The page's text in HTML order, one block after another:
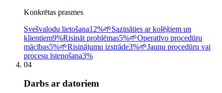
Konkrētas prasmes
Svešvalodu lietošana12%🌱Sazināties ar kolēģiem un
klientiem9%Risināt problēmas5%🌱Operatīvo procedūru
mācības5%🌱Risinājumu izstrāde3%🌱Jaunu procedūru vai
procesu īstenošana3%
04
Darbs ar datoriem